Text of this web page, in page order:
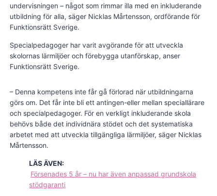
undervisningen – något som rimmar illa med en inkluderande
utbildning för alla, säger Nicklas Mårtensson, ordförande för
Funktionsrätt Sverige.
Specialpedagoger har varit avgörande för att utveckla
skolornas lärmiljöer och förebygga utanförskap, anser
Funktionsrätt Sverige.
– Denna kompetens inte får gå förlorad när utbildningarna
görs om. Det får inte bli ett antingen-eller mellan speciallärare
och specialpedagoger. För en verkligt inkluderande skola
behövs både det individnära stödet och det systematiska
arbetet med att utveckla tillgängliga lärmiljöer, säger Nicklas
Mårtensson.
LÄS ÄVEN:
Försenades 5 år – nu har även anpassad grundskola
stödgaranti